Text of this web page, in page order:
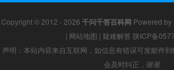
Copyright © 2012 - 2026 千问千答百科网 Powered by
| 网站地图 | 疑难解答 陕ICP备
声明：本站内容来自互联网，如信息有错误可发邮件
会及时纠正，谢谢